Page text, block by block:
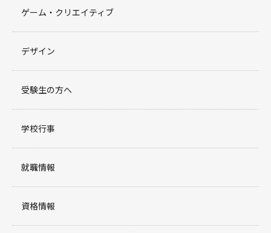
ゲーム・クリエイティブ
デザイン
受験生の方へ
学校行事
就職情報
資格情報